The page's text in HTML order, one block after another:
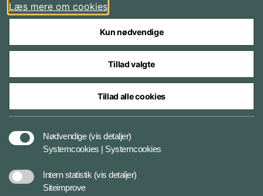
Styrelser og myndigheder under Forsvarsministeriet
Læs mere om cookies
Kun nødvendige
Tillad valgte
Tillad alle cookies
Nødvendige (vis detaljer)
Systemcookies | Systemcookies
Intern statistik (vis detaljer)
Siteimprove